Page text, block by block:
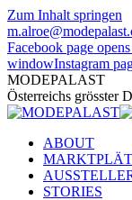
Zum Inhalt springen
Facebook page
windowInstagram
MODEPALAST
Österreichs grösster
ABOUT
STORIES